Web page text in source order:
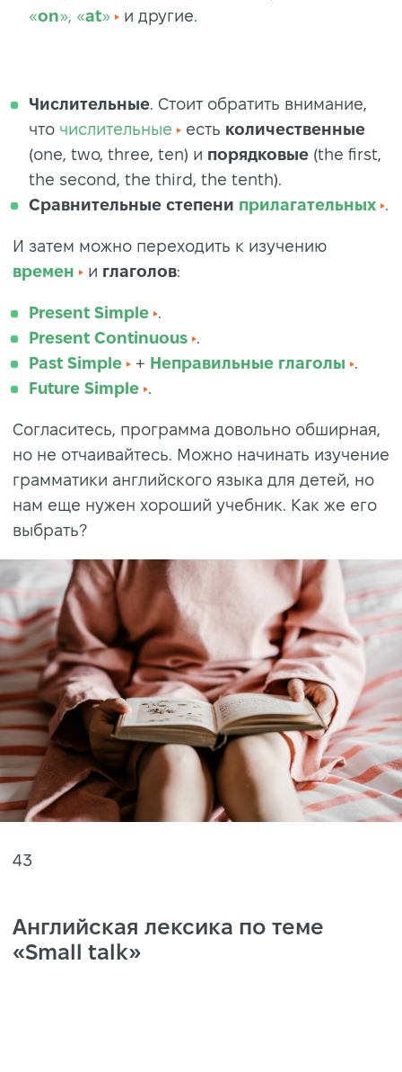
«on», «at» и другие.
Числительные. Стоит обратить внимание,
что числительные есть количественные
(one, two, three, ten) и порядковые (the first,
the second, the third, the tenth).
Сравнительные степени прилагательных .
И затем можно переходить к изучению
времен
и глаголов:
Present Simple .
Present Continuous .
Past Simple
+ Неправильные глаголы
.
Future Simple .
Согласитесь, программа довольно обширная,
но не отчаивайтесь. Можно начинать изучение
грамматики английского языка для детей, но
нам еще нужен хороший учебник. Как же его
выбрать?
43
Английская лексика по теме
«Small talk»